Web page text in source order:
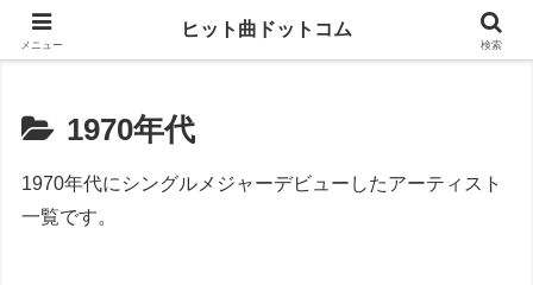
思い出の曲がすぐに見つかる
1970年代
1970年代にシングルメジャーデビューしたアーティスト
一覧です。
メニュー
ヒット曲ドットコム
検索